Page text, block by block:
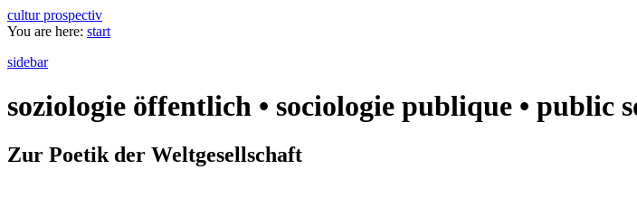
cultur prospectiv
You are here: start
sidebar
soziologie öffentlich • sociologie publique • public
Zur Poetik der Weltgesellschaft